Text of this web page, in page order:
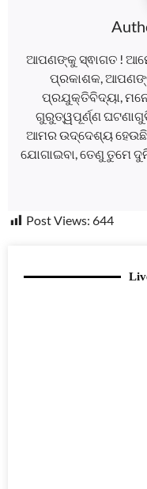
ଆପଣଙ୍କୁ ସ୍ଵାଗତ !
ପ୍ରକାଶକ, ଆପଣଙ୍କୁ
ପ୍ରଯୁକ୍ତିବିଦ୍ୟା,
ଗୁରୁତ୍ୱପୂର୍ଣ୍ଣ
ଆମର ଉଦ୍ଦେଶ୍ୟ ହେଉଛି
ଯୋଗାଇବା, ତେଣୁ ତୁମେ
Post Views: 644